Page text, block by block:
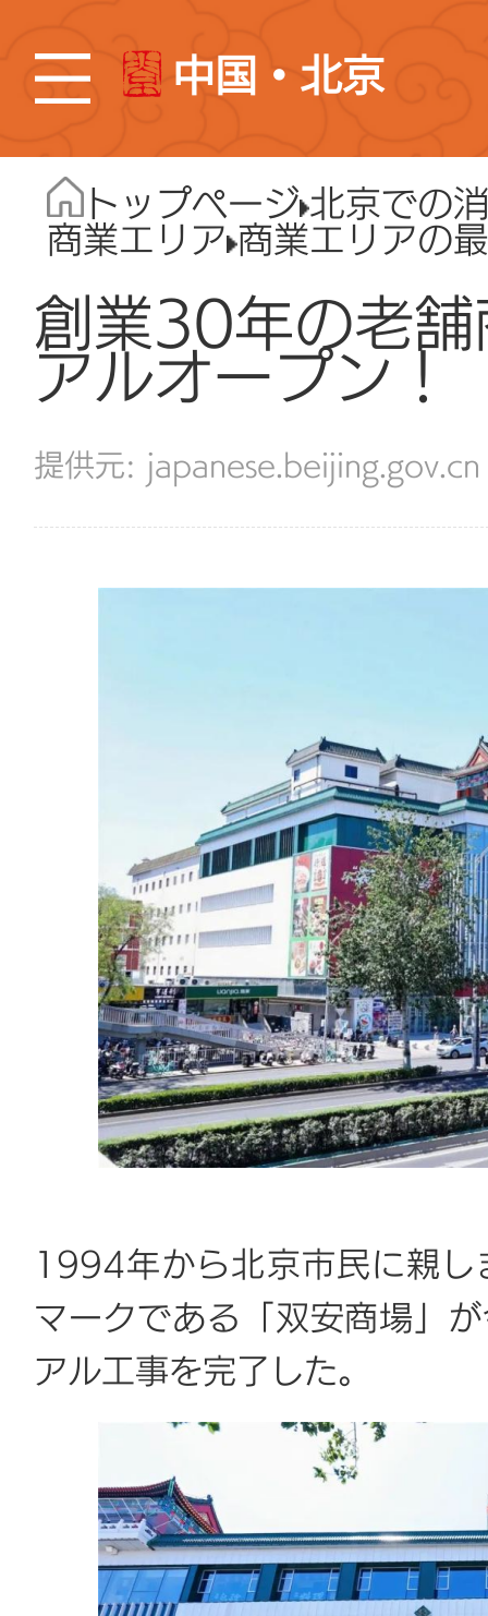
中国・北京
トップページ 北京での
商業エリア 商業エリアの
創業30年の老
アルオープン！
japanese.beijing.gov.cn
1994年から北京市民に親
マークである「双安商場」
アル工事を完了した。